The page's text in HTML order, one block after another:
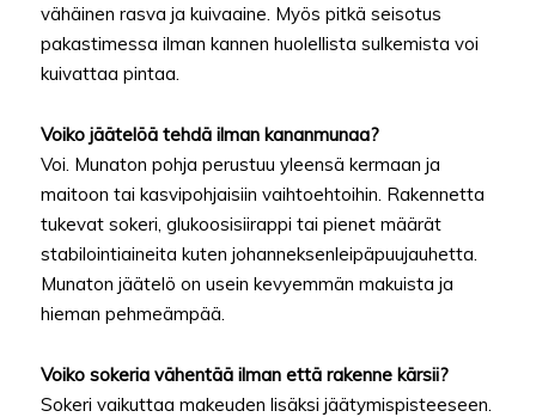
vähäinen rasva ja kuivaaine. Myös pitkä seisotus
pakastimessa ilman kannen huolellista sulkemista voi
kuivattaa pintaa.
Voiko jäätelöä tehdä ilman kananmunaa?
Voi. Munaton pohja perustuu yleensä kermaan ja
maitoon tai kasvipohjaisiin vaihtoehtoihin. Rakennetta
tukevat sokeri, glukoosisiirappi tai pienet määrät
stabilointiaineita kuten johanneksenleipäpuujauhetta.
Munaton jäätelö on usein kevyemmän makuista ja
hieman pehmeämpää.
Voiko sokeria vähentää ilman että rakenne kärsii?
Sokeri vaikuttaa makeuden lisäksi jäätymispisteeseen.